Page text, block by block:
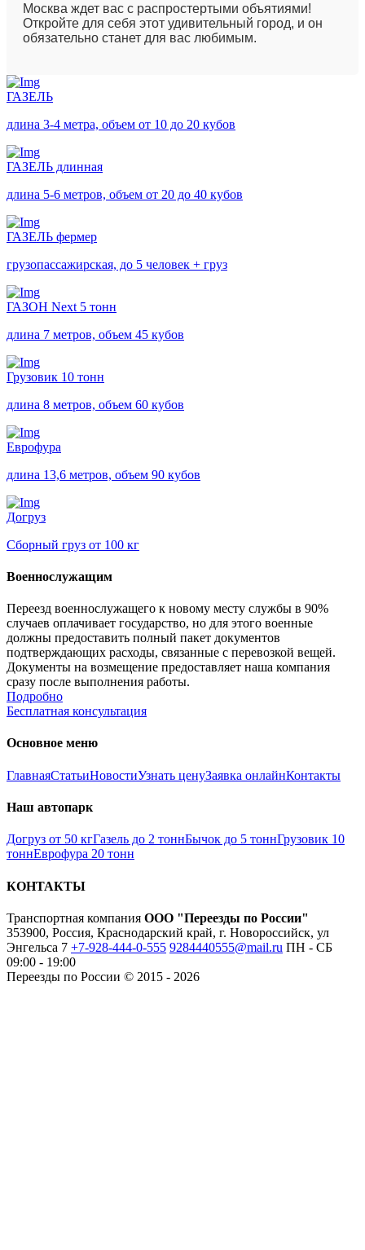
Москва ждет вас с распростертыми объятиями!
Откройте для себя этот удивительный город, и он
обязательно станет для вас любимым.
ГАЗЕЛЬ
длина 3-4 метра, объем от 10 до 20 кубов
ГАЗЕЛЬ длинная
длина 5-6 метров, объем от 20 до 40 кубов
ГАЗЕЛЬ фермер
грузопассажирская, до 5 человек + груз
ГАЗОН Next 5 тонн
длина 7 метров, объем 45 кубов
Грузовик 10 тонн
длина 8 метров, объем 60 кубов
Еврофура
длина 13,6 метров, объем 90 кубов
Догруз
Сборный груз от 100 кг
Военнослужащим
Переезд военнослужащего к новому месту службы в 90%
случаев оплачивает государство, но для этого военные
должны предоставить полный пакет документов
подтверждающих расходы, связанные с перевозкой вещей.
Документы на возмещение предоставляет наша компания
сразу после выполнения работы.
Подробно
Бесплатная консультация
Основное меню
ГлавнаяСтатьиНовостиУзнать ценуЗаявка онлайнКонтакты
Наш автопарк
Догруз от 50 кгГазель до 2 тоннБычок до 5 тоннГрузовик 10
тоннЕврофура 20 тонн
КОНТАКТЫ
Транспортная компания ООО "Переезды по России"
353900, Россия, Краснодарский край, г. Новороссийск, ул
Энгельса 7 +7-928-444-0-555 9284440555@mail.ru ПН - СБ
09:00 - 19:00
Переезды по России © 2015 - 2026